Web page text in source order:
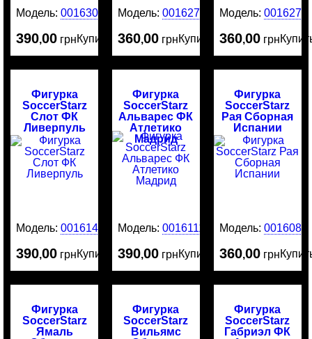
Модель:0016303
390,00 грнКупить
Модель:0016275
360,00 грнКупить
Модель: 0016274
360,00 грн
Фигурка
SoccerStarz
Слот ФК
Ливерпуль
Модель:0016141
390,00 грнКупить
Фигурка
SoccerStarz
Альварес ФК
Атлетико
Мадрид
Модель:0016111
390,00 грнКупить
Фигурка
SoccerStarz
Рая Сборная
Испании
Модель: 0016081
360,00 грн
Фигурка
SoccerStarz
Ямаль
Фигурка
SoccerStarz
Вильямс
Фигурка
SoccerStarz
Габриэл ФК